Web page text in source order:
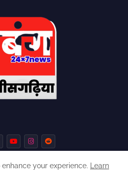
your experience.
Learn